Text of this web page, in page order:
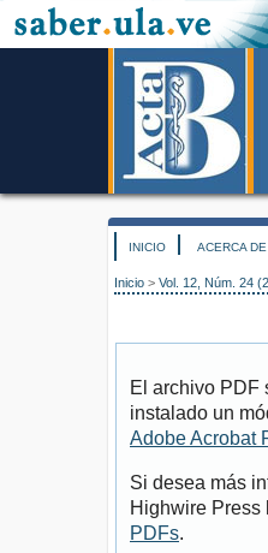
INICIO ACERCA DE
Inicio > Vol. 12, Núm. 24
El archivo PDF
instalado un
Adobe Acrobat
Si desea más
Highwire Press
PDFs.